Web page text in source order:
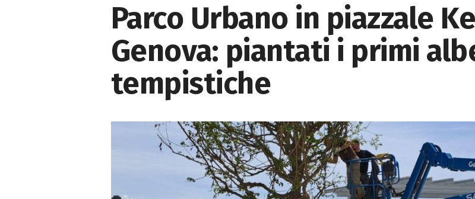
Parco Urbano in piazzale
Genova: piantati i primi
tempistiche